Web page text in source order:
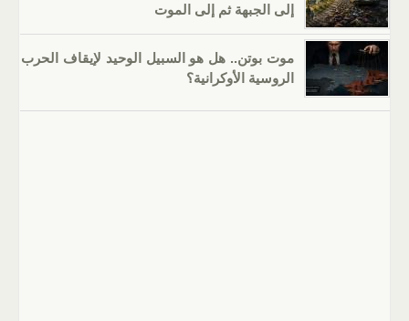
إلى الجبهة ثم إلى الموت
موت بوتن.. هل هو السبيل الوحيد لإيقاف الحرب
الروسية الأوكرانية؟